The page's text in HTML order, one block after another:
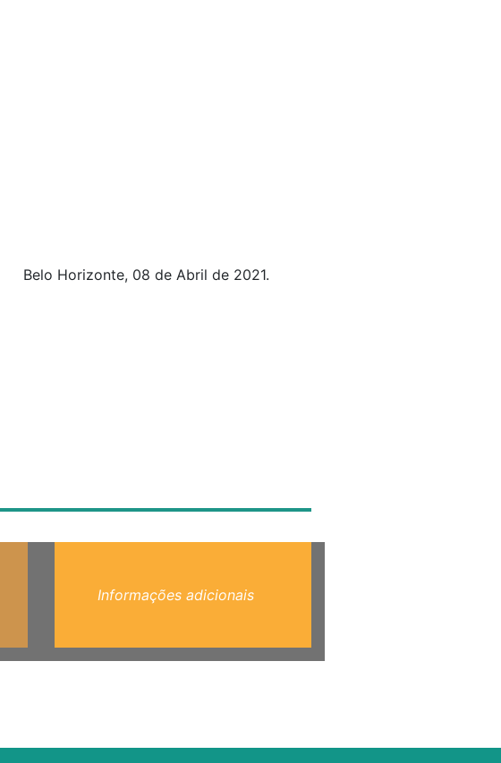
Belo Horizonte, 08 de Abril de 2021.
Informações adicionais